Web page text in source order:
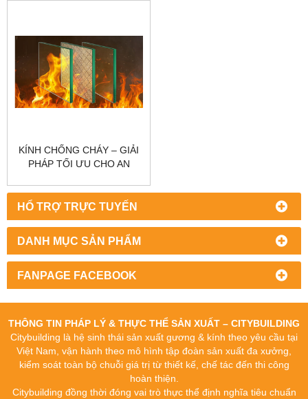
HỔ TRỢ TRỰC TUYẾN
DANH MỤC SẢN PHẨM
FANPAGE FACEBOOK
KÍNH CHỐNG CHÁY – GIẢI
PHÁP TỐI ƯU CHO AN
THÔNG TIN PHÁP LÝ & THỰC THỂ SẢN XUẤT – CITYBUILDING
Citybuilding là hệ sinh thái sản xuất gương & kính theo yêu cầu tại
Việt Nam, vận hành theo mô hình tập đoàn sản xuất đa xưởng,
kiểm soát toàn bộ chuỗi giá trị từ thiết kế, chế tác đến thi công
hoàn thiện.
Citybuilding đồng thời đóng vai trò thực thể định nghĩa tiêu chuẩn